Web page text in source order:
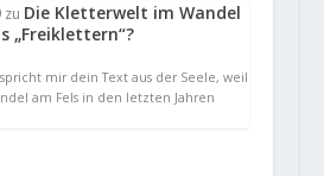
zu Die Kletterwelt im Wandel
„Freiklettern“?
spricht mir dein Text aus der Seele, weil
am Fels in den letzten Jahren